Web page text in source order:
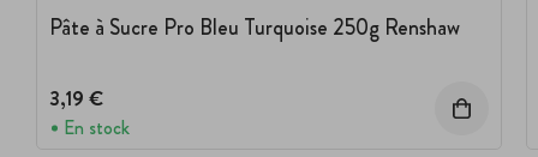
Pâte à Sucre Pro Bleu Turquoise 250g Renshaw
3,19 €
En stock